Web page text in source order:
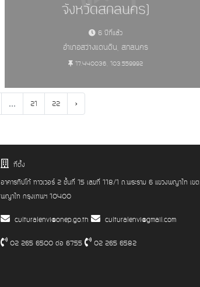
จังหวัดสกลนคร)
6 ปีที่แล้ว
อำเภอสว่างแดนดิน, สกลนคร
17.440036, 103.559992
... 21 22 ›
ที่ตั้ง
อาคารทิปโก้ ทาวเวอร์ 2 ชั้นที่ 15 เลขที่ 118/1 ถ.พระราม 6 แขวงพญาไท เขต
พญาไท กรุงเทพฯ 10400
culturalenvi@onep.go.th culturalenvi@gmail.com
02 265 6500 ต่อ 6755 02 265 6582